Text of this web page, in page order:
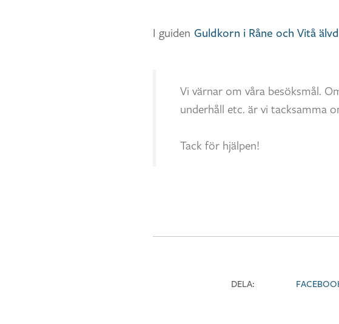
I guiden Guldkorn i Råne och Vitå
Vi värnar om våra besöksmål.
underhåll etc. är vi tacksamma
Tack för hjälpen!
DELA: